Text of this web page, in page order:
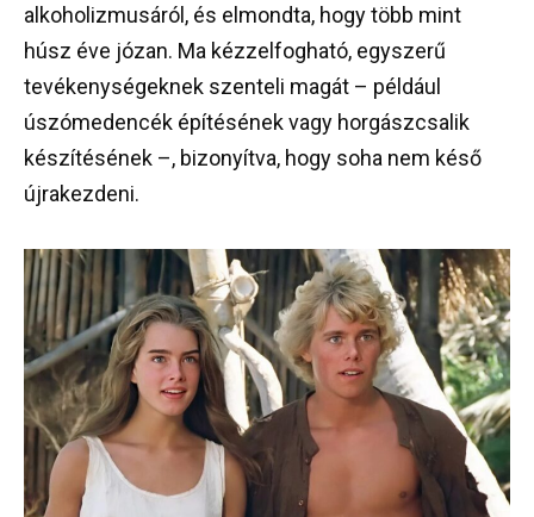
alkoholizmusáról, és elmondta, hogy több mint
húsz éve józan. Ma kézzelfogható, egyszerű
tevékenységeknek szenteli magát – például
úszómedencék építésének vagy horgászcsalik
készítésének –, bizonyítva, hogy soha nem késő
újrakezdeni.